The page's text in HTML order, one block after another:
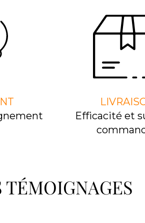
Efﬁcacité et
TÉMOIGNAGES